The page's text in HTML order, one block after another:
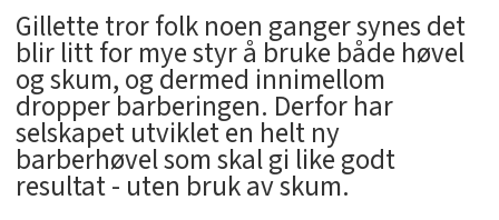
Gillette tror folk noen ganger synes det
blir litt for mye styr å bruke både høvel
og skum, og dermed innimellom
dropper barberingen. Derfor har
selskapet utviklet en helt ny
barberhøvel som skal gi like godt
resultat - uten bruk av skum.